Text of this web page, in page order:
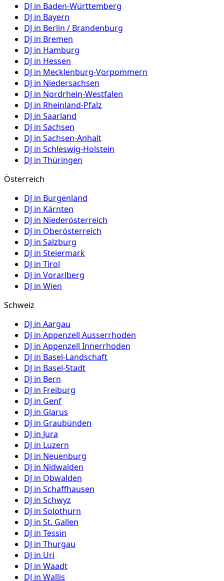
DJ in Baden-Württemberg
DJ in Bayern
DJ in Berlin / Brandenburg
DJ in Bremen
DJ in Hamburg
DJ in Hessen
DJ in Mecklenburg-Vorpommern
DJ in Niedersachsen
DJ in Nordrhein-Westfalen
DJ in Rheinland-Pfalz
DJ in Saarland
DJ in Sachsen
DJ in Sachsen-Anhalt
DJ in Schleswig-Holstein
DJ in Thüringen
Österreich
DJ in Burgenland
DJ in Kärnten
DJ in Niederösterreich
DJ in Oberösterreich
DJ in Salzburg
DJ in Steiermark
DJ in Tirol
DJ in Vorarlberg
DJ in Wien
Schweiz
DJ in Aargau
DJ in Appenzell Ausserrhoden
DJ in Appenzell Innerrhoden
DJ in Basel-Landschaft
DJ in Basel-Stadt
DJ in Bern
DJ in Freiburg
DJ in Genf
DJ in Glarus
DJ in Graubünden
DJ in Jura
DJ in Luzern
DJ in Neuenburg
DJ in Nidwalden
DJ in Obwalden
DJ in Schaffhausen
DJ in Schwyz
DJ in Solothurn
DJ in St. Gallen
DJ in Tessin
DJ in Thurgau
DJ in Uri
DJ in Waadt
DJ in Wallis